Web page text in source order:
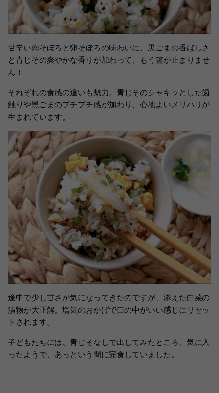
甘辛い肉そぼろと卵そぼろの味わいに、黒ごまの香ばしさ
と青じその爽やかな香りが加わって、もう箸が止まりませ
ん！
それぞれの食感の違いも魅力。青じそのシャキッとした歯
触りや黒ごまのプチプチ感が加わり、心地よいメリハリが
生まれています。
途中で少し甘さが気になってきたのですが、添えた白菜の
漬物が大正解。塩気のおかげで口の中がいい感じにリセッ
トされます。
子どもたちには、青じそなしで出してみたところ、気に入
ったようで、あっという間に完食していました。